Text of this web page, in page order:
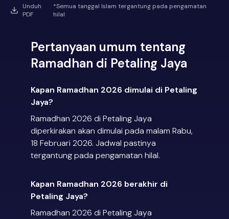
Unduh
PDF
*Semua tanggal Islam tergantung pada pengamatan
hilal
Pertanyaan umum tentang
Ramadhan di Petaling Jaya
Kapan Ramadhan 2026 dimulai di Petaling
Jaya?
Ramadhan 2026 di Petaling Jaya
diperkirakan akan dimulai pada malam Rabu,
18 Februari 2026. Jadwal pastinya
tergantung pada pengamatan hilal.
Kapan Ramadhan 2026 berakhir di
Petaling Jaya?
Ramadhan 2026 di Petaling Jaya